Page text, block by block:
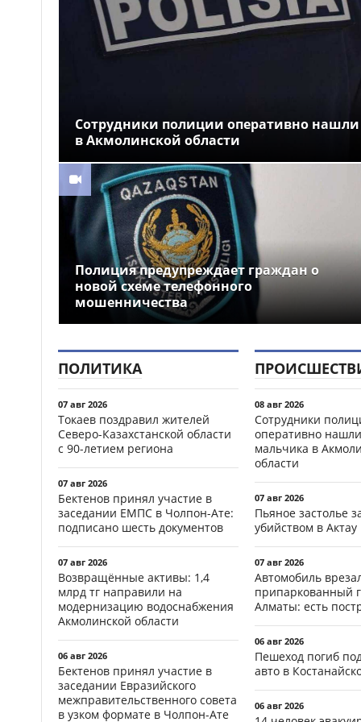
Разработку проекта
Плана по автоматизации учета
08:51
«Закон и порядок»: как
защититься от мошенников,
Comic Con Astana 2026
08:30
Более 100 объектов
планируется построить в
Алматинской области в этом
Сотрудники полиции оперативно
в Акмолинской области
Полиция предупреждает граждан о
новой схеме телефонного
мошенничества
ПОЛИТИКА
07 авг 2026
Токаев поздравил жителей
Северо-Казахстанской области
с 90-летием региона
07 авг 2026
Бектенов принял участие в
заседании ЕМПС в Чолпон-Ате:
подписано шесть документов
07 авг 2026
Возвращённые активы: 1,4
млрд тг направили на
модернизацию водоснабжения
Акмолинской области
06 авг 2026
Бектенов принял участие в
заседании Евразийского
межправительственного совета
в узком формате в Чолпон-Ате
08 авг 2026
Сотрудники
оперативно
мальчика в
области
07 авг 2026
Пьяное застолье
убийством в Актау
07 авг 2026
Автомобиль
припаркованный
Алматы: есть
06 авг 2026
Пешеход погиб
авто в
06 авг 2026